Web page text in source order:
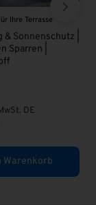
8 mm | KLAR |
In den Warenkorb